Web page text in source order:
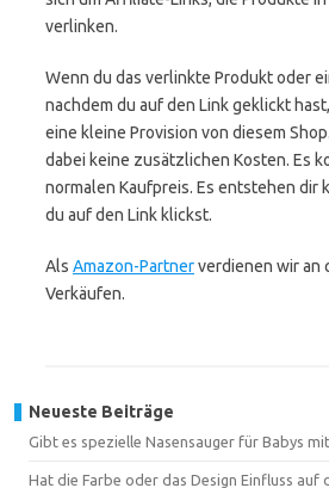
verlinken.
Wenn du das verlinkte Produkt oder
nachdem du auf den Link geklickt
eine kleine Provision von diesem
dabei keine zusätzlichen Kosten. Es
normalen Kaufpreis. Es entstehen dir
du auf den Link klickst.
Als Amazon-Partnerverdienen wir an
Verkäufen.
Neueste Beiträge
Gibt es spezielle Nasensauger für Babys
Hat die Farbe oder das Design Einfluss auf